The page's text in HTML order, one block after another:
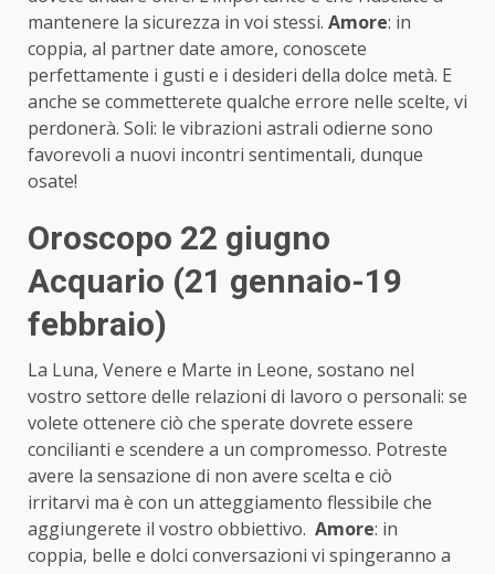
mantenere la sicurezza in voi stessi. Amore: in
coppia, al partner date amore, conoscete
perfettamente i gusti e i desideri della dolce metà. E
anche se commetterete qualche errore nelle scelte, vi
perdonerà. Soli: le vibrazioni astrali odierne sono
favorevoli a nuovi incontri sentimentali, dunque
osate!
Oroscopo 22 giugno
Acquario (21 gennaio-19
febbraio)
La Luna, Venere e Marte in Leone, sostano nel
vostro settore delle relazioni di lavoro o personali: se
volete ottenere ciò che sperate dovrete essere
concilianti e scendere a un compromesso. Potreste
avere la sensazione di non avere scelta e ciò
irritarvi ma è con un atteggiamento flessibile che
aggiungerete il vostro obbiettivo. Amore: in
coppia, belle e dolci conversazioni vi spingeranno a